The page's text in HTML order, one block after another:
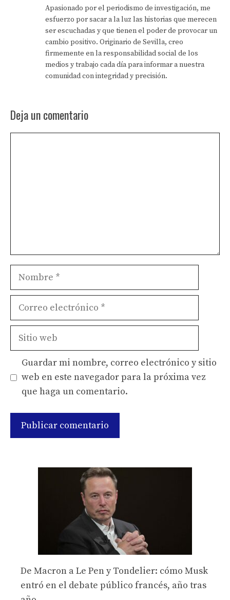
Apasionado por el periodismo de investigación, me
esfuerzo por sacar a la luz las historias que merecen
ser escuchadas y que tienen el poder de provocar un
cambio positivo. Originario de Sevilla, creo
firmemente en la responsabilidad social de los
medios y trabajo cada día para informar a nuestra
comunidad con integridad y precisión.
Deja un comentario
Nombre
Correo
Sitio
Guardar mi nombre, correo electrónico y sitio
web en este navegador para la próxima vez
que haga un comentario.
De Macron a Le Pen y Tondelier: cómo Musk
entró en el debate público francés, año tras